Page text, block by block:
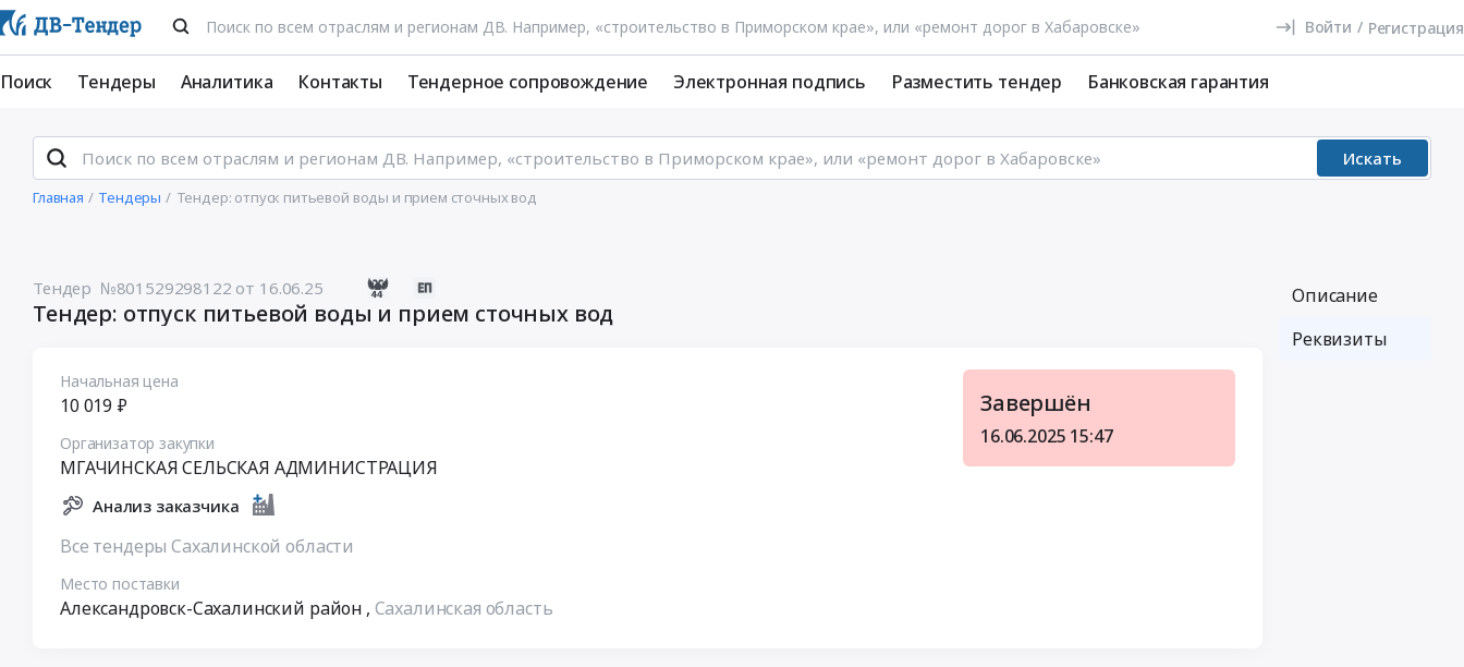
Войти / Регистрация
Поиск Тендеры Аналитика Контакты Тендерное сопровождение Электронная подпись Разместить тендер Банковская гарантия
Искать
Главная Тендеры Тендер: отпуск питьевой воды и прием сточных вод
Тендер №801529298122 от 16.06.25
Тендер: отпуск питьевой воды и прием сточных вод
Начальная цена
10 019 ₽
Организатор закупки
МГАЧИНСКАЯ СЕЛЬСКАЯ АДМИНИСТРАЦИЯ
Анализ заказчика
Все тендеры Сахалинской области
Место поставки
Александровск-Сахалинский район , Сахалинская область
Завершён
16.06.2025 15:47
Описание
Реквизиты